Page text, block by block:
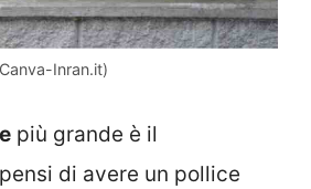
Inran.it)
più grande è il
di avere un pollice